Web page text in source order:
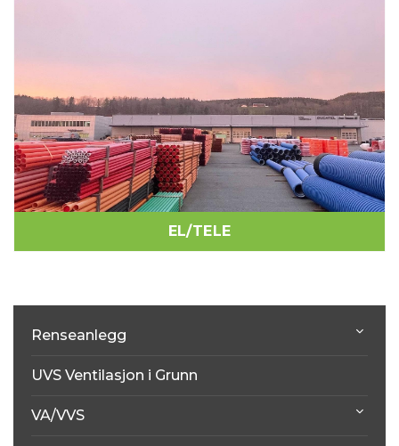
Renseanlegg
UVS Ventilasjon i Grunn
VA/VVS
EL/TELE